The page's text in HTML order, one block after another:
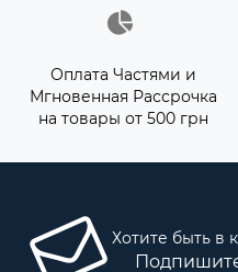
Оплата Частями и
Мгновенная Рассрочка
на товары от 500 грн
Хотите быть в